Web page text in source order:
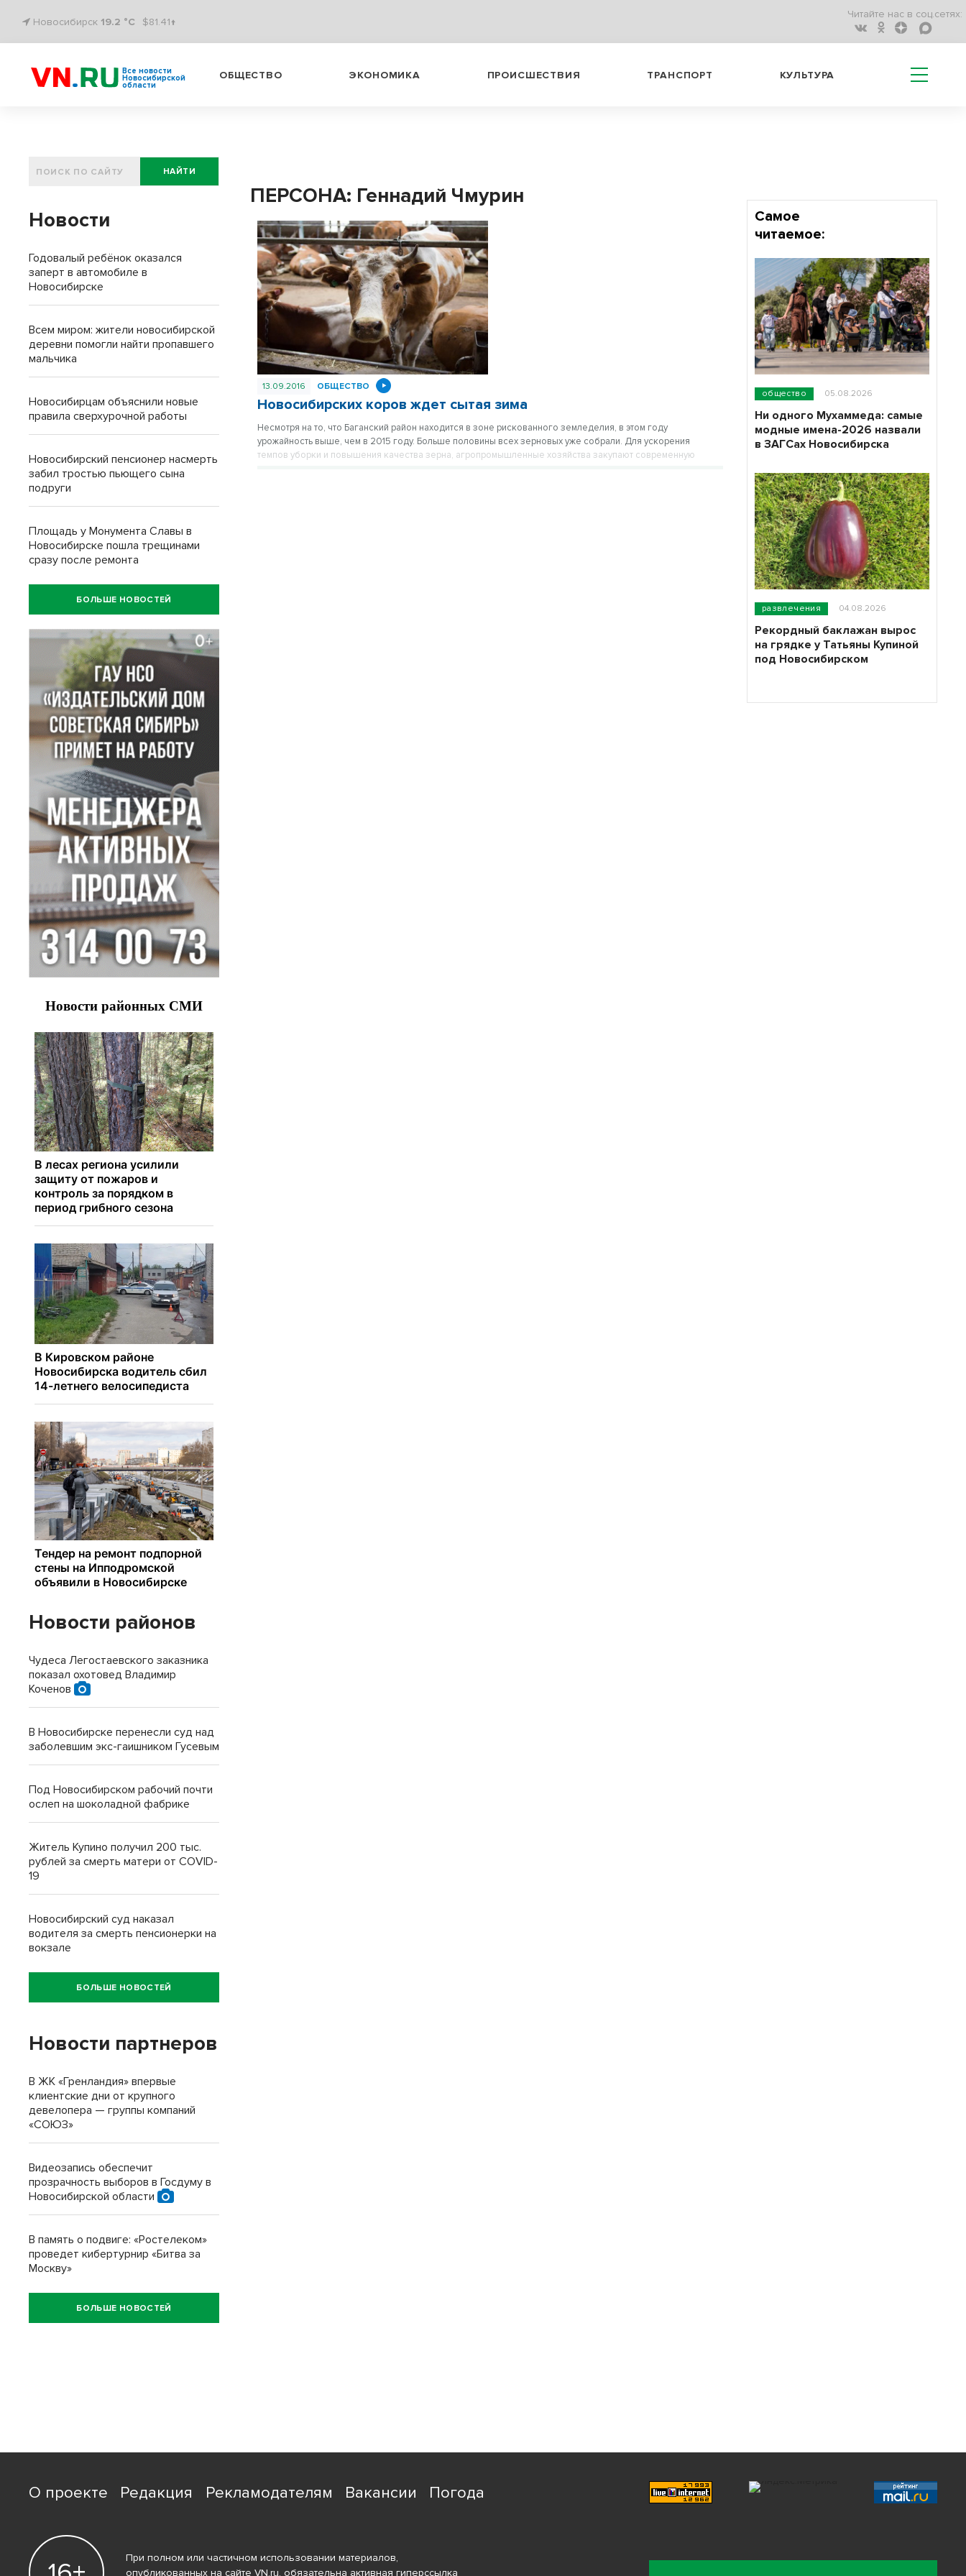
Новосибирск 19.2 °C $81.41↑
Читайте нас в соц.сетях:
Все новости
Новосибирской
области
ОБЩЕСТВО ЭКОНОМИКА ПРОИСШЕСТВИЯ ТРАНСПОРТ КУЛЬТУРА
ПЕРСОНА: Геннадий Чмурин
13.09.2016 ОБЩЕСТВО
Новосибирских коров ждет сытая зима
Несмотря на то, что Баганский район находится в зоне рискованного земледелия, в этом году
урожайность выше, чем в 2015 году. Больше половины всех зерновых уже собрали. Для ускорения
темпов уборки и повышения качества зерна, агропромышленные хозяйства закупают современную
НАЙТИ
Новости
Годовалый ребёнок оказался
заперт в автомобиле в
Новосибирске
Всем миром: жители новосибирской
деревни помогли найти пропавшего
мальчика
Новосибирцам объяснили новые
правила сверхурочной работы
Новосибирский пенсионер насмерть
забил тростью пьющего сына
подруги
Площадь у Монумента Славы в
Новосибирске пошла трещинами
сразу после ремонта
БОЛЬШЕ НОВОСТЕЙ
Новости районов
Чудеса Легостаевского заказника
показал охотовед Владимир
Коченов
В Новосибирске перенесли суд над
заболевшим экс-гаишником Гусевым
Под Новосибирском рабочий почти
ослеп на шоколадной фабрике
Житель Купино получил 200 тыс.
рублей за смерть матери от COVID-
19
Новосибирский суд наказал
водителя за смерть пенсионерки на
вокзале
БОЛЬШЕ НОВОСТЕЙ
Новости партнеров
В ЖК «Гренландия» впервые
клиентские дни от крупного
девелопера — группы компаний
«СОЮЗ»
Видеозапись обеспечит
прозрачность выборов в Госдуму в
Новосибирской области
В память о подвиге: «Ростелеком»
проведет кибертурнир «Битва за
Москву»
БОЛЬШЕ НОВОСТЕЙ
Самое
читаемое:
общество 05.08.2026
Ни одного Мухаммеда: самые
модные имена-2026 назвали
в ЗАГСах Новосибирска
развлечения 04.08.2026
Рекордный баклажан вырос
на грядке у Татьяны Купиной
под Новосибирском
О проекте Редакция Рекламодателям Вакансии Погода
При полном или частичном использовании материалов,
опубликованных на сайте VN.ru, обязательна активная гиперссылка